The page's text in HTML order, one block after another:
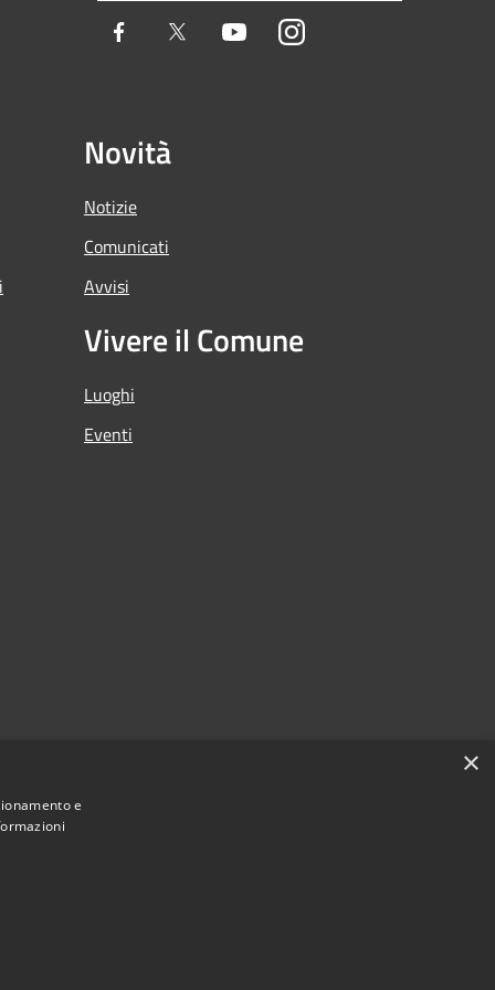
Facebook Twitter YoutubeInstagram
Novità
Notizie
Comunicati
Avvisi
Vivere il Comune
Luoghi
Eventi
×
e